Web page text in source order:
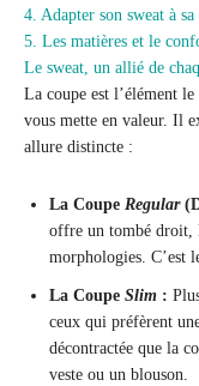
4. Adapter son sweat à
5. Les matières et le
Le sweat, un allié de
La coupe est l’élément
vous mette en valeur. Il
allure distincte :
La Coupe Regular
offre un tombé droit,
morphologies. C’est
La Coupe Slim :
ceux qui préfèrent
décontractée que la
veste ou un blouson.